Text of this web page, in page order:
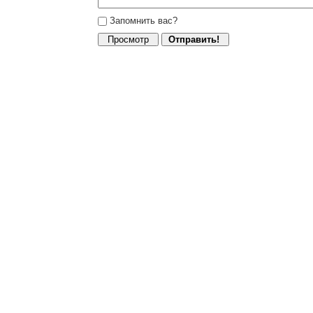
Запомнить вас?